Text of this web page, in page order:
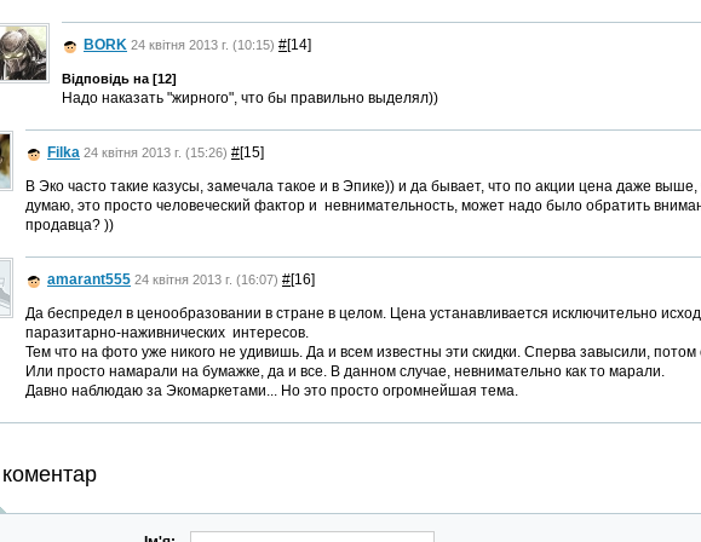
BORK 24 квітня 2013 г. (10:15) #[14]
Відповідь на [12]
Надо наказать "жирного", что бы правильно выделял))
Filka 24 квітня 2013 г. (15:26) #[15]
В Эко часто такие казусы, замечала такое и в Эпике)) и да бывает, что по акции цена даже
думаю, это просто человеческий фактор и невнимательность, может надо было обратить
продавца? ))
amarant555 24 квітня 2013 г. (16:07) #[16]
Да беспредел в ценообразовании в стране в целом. Цена устанавливается исключительно
паразитарно-наживнических интересов.
Тем что на фото уже никого не удивишь. Да и всем известны эти скидки. Сперва завысили, потом
Или просто намарали на бумажке, да и все. В данном случае, невнимательно как то марали.
Давно наблюдаю за Экомаркетами... Но это просто огромнейшая тема.